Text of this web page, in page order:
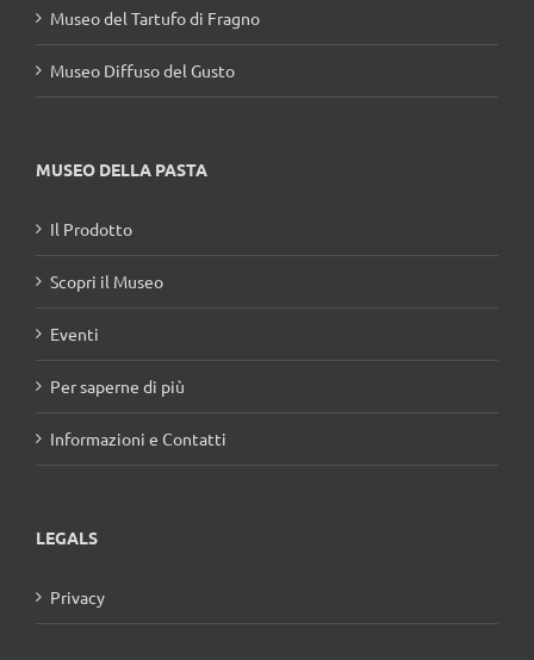
Museo del Tartufo di Fragno
Museo Diffuso del Gusto
MUSEO DELLA PASTA
Il Prodotto
Scopri il Museo
Eventi
Per saperne di più
Informazioni e Contatti
LEGALS
Privacy